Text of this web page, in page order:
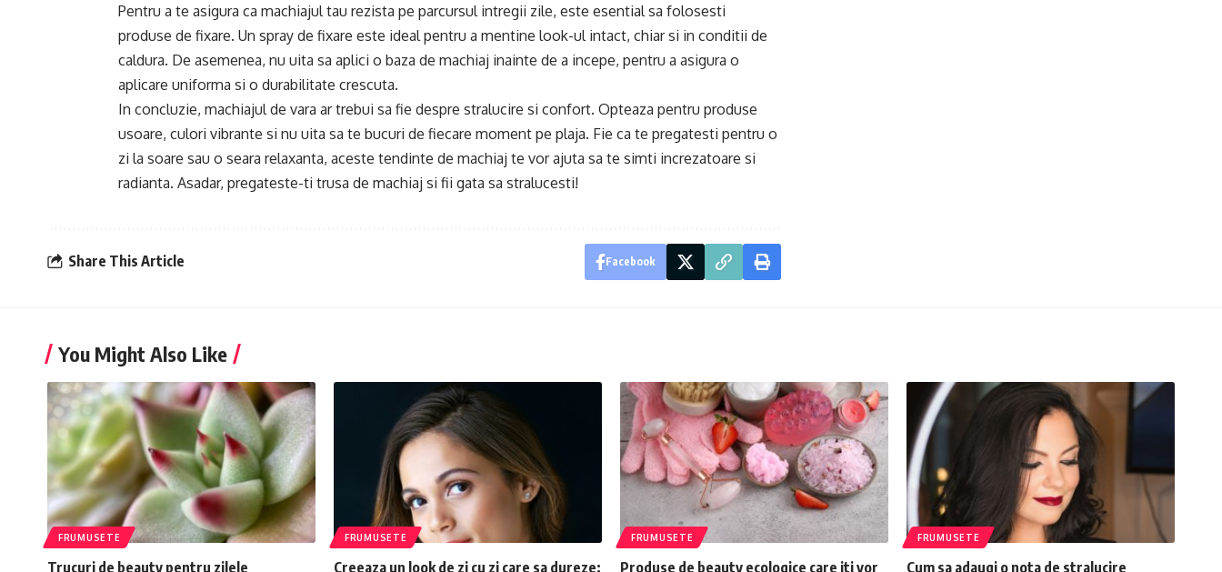
Pentru a te asigura ca machiajul tau rezista pe parcursul intregii zile, este esential sa folosesti
produse de fixare. Un spray de fixare este ideal pentru a mentine look-ul intact, chiar si in conditii de
caldura. De asemenea, nu uita sa aplici o baza de machiaj inainte de a incepe, pentru a asigura o
aplicare uniforma si o durabilitate crescuta.
In concluzie, machiajul de vara ar trebui sa fie despre stralucire si confort. Opteaza pentru produse
usoare, culori vibrante si nu uita sa te bucuri de fiecare moment pe plaja. Fie ca te pregatesti pentru o
zi la soare sau o seara relaxanta, aceste tendinte de machiaj te vor ajuta sa te simti increzatoare si
radianta. Asadar, pregateste-ti trusa de machiaj si fii gata sa stralucesti!
Share This Article Facebook
You Might Also Like
FRUMUSETE
Trucuri de beauty pentru zilele
FRUMUSETE
Creeaza un look de zi cu zi care sa dureze:
FRUMUSETE
Produse de beauty ecologice care iti vor
FRUMUSETE
Cum sa adaugi o nota de stralucire